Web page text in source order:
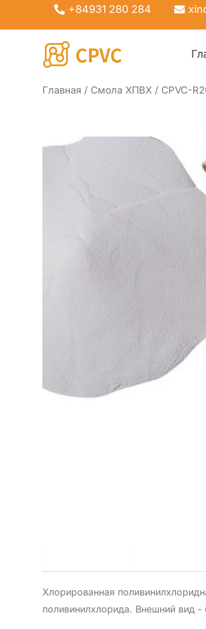
содержанию
+84931 280 284
Главная / Смола ХПВХ / CPVC-
Хлорированная
поливинилхлорида. Внешний вид